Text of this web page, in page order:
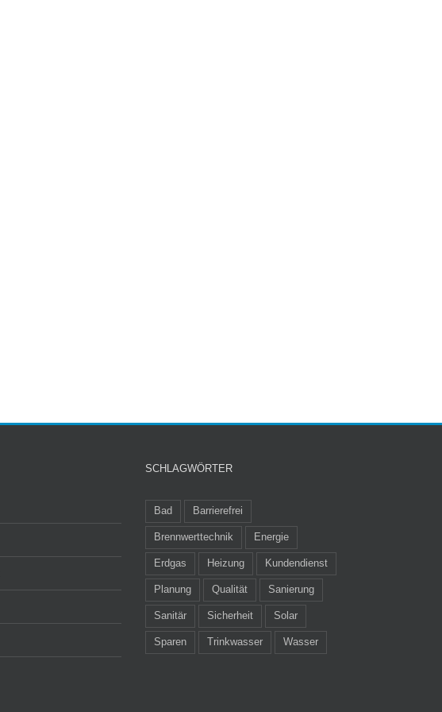
SCHLAGWÖRTER
Bad Barrierefrei
Brennwerttechnik Energie
Erdgas Heizung Kundendienst
Planung Qualität Sanierung
Sanitär Sicherheit Solar
Sparen Trinkwasser Wasser